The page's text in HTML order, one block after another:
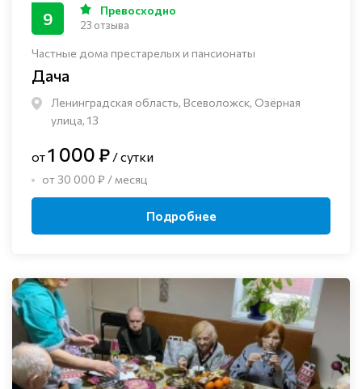
Частные дома престарелых и пансионаты
Дача
Ленинградская область, Всеволожск, Озёрная
улица, 13
9 Превосходно
23 отзыва
от1 000 ₽ / сутки
от 30 000 ₽ / месяц
Подробнее